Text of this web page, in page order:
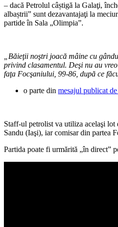
– dacă Petrolul câștigă la Galaţi,
albaștrii” sunt dezavantajaţi la
partide în Sala „Olimpia”.
„Băieţii noştri joacă mâine cu
privind clasamentul. Deşi nu au
faţa Focşaniului, 99-86, după ce
o parte din mesajul publicat
Staff-ul petrolist va utiliza acelaşi
Sandu (Iaşi), iar comisar din partea
Partida poate fi urmărită „în direct”